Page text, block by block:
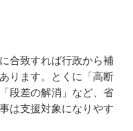
合致すれば行政から補
ります。とくに「高断
段差の解消」など、省
は支援対象になりやす